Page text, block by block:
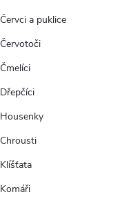
Červci a puklice
Červotoči
Čmelíci
Dřepčíci
Housenky
Chrousti
Klíšťata
Komáři